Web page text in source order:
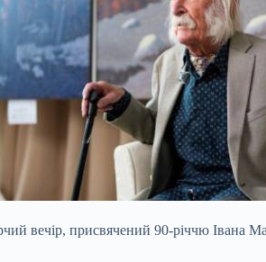
вечір, присвячений 90-річчю